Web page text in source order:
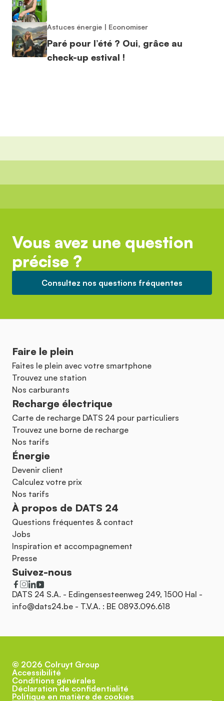
Astuces énergie | Economiser
Paré pour l’été ? Oui, grâce au
check-up estival !
Vous avez une question
précise ?
Consultez nos questions fréquentes
Faire le plein
Faites le plein avec votre smartphone
Trouvez une station
Nos carburants
Recharge électrique
Carte de recharge DATS 24 pour particuliers
Trouvez une borne de recharge
Nos tarifs
Énergie
Devenir client
Calculez votre prix
Nos tarifs
À propos de DATS 24
Questions fréquentes & contact
Jobs
Inspiration et accompagnement
Presse
Suivez-nous
DATS 24 S.A. - Edingensesteenweg 249, 1500 Hal -
info@dats24.be - T.V.A. : BE 0893.096.618
© 2026 Colruyt Group
Accessibilité
Conditions générales
Déclaration de confidentialité
Politique en matière de cookies